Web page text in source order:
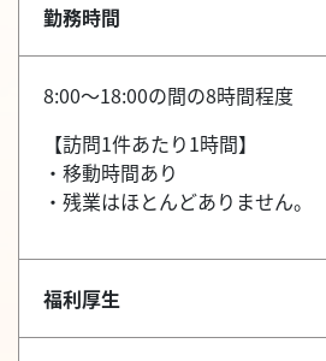
勤務時間
8:00～18:00の間の8時間程度
【訪問1件あたり1時間】
・移動時間あり
・残業はほとんどありません。
福利厚生